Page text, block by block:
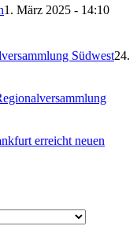
1. März 2025 - 14:10
Südwest24.
erreicht neuen